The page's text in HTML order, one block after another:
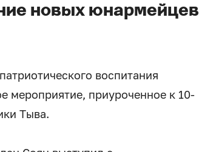
новых юнармейцев
воспитания
мероприятие, приуроченное к 10-
Тыва.